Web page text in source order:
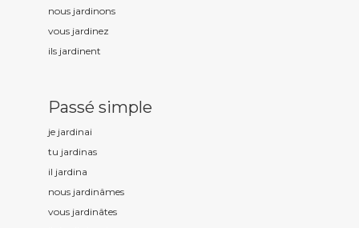
nous jardinons
vous jardinez
ils jardinent
Passé simple
je jardinai
tu jardinas
il jardina
nous jardinâmes
vous jardinâtes